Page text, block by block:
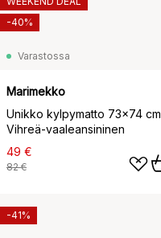
Varastossa
Marimekko
Unikko kylpymatto 73x74 cm,
Vihreä-vaaleansininen
49 €
82 €
-40%
-41%